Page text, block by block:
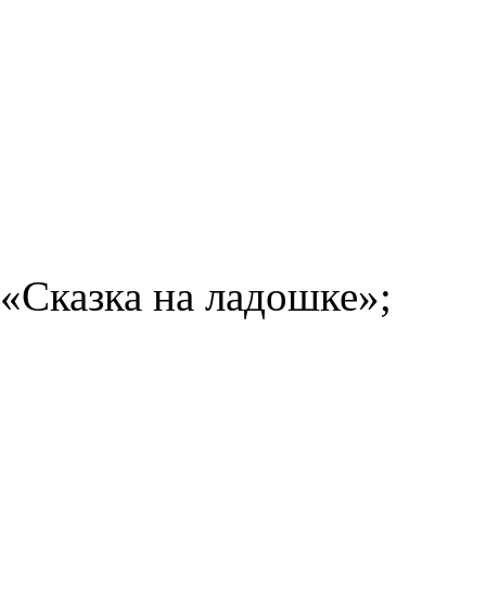
«Сказка на ладошке»;